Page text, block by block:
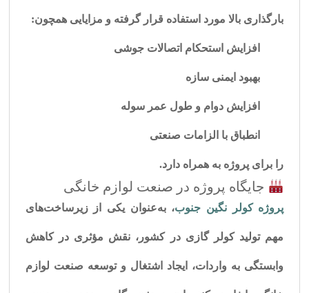
بارگذاری بالا مورد استفاده قرار گرفته و مزایایی همچون:
افزایش استحکام اتصالات جوشی
بهبود ایمنی سازه
افزایش دوام و طول عمر سوله
انطباق با الزامات صنعتی
را برای پروژه به همراه دارد.
جایگاه پروژه در صنعت لوازم خانگی
پروژه کولر نگین جنوب، به‌عنوان یکی از زیرساخت‌های
مهم تولید کولر گازی در کشور، نقش مؤثری در کاهش
وابستگی به واردات، ایجاد اشتغال و توسعه صنعت لوازم